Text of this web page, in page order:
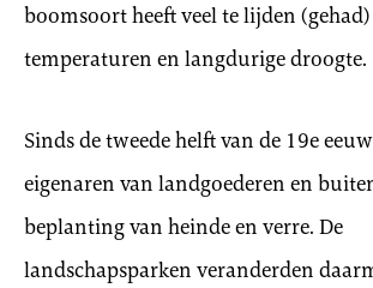
boomsoort heeft veel te lijden
temperaturen en langdurige droogte.
Sinds de tweede helft van de 19e
eigenaren van landgoederen en
beplanting van heinde en verre. De
landschapsparken veranderden